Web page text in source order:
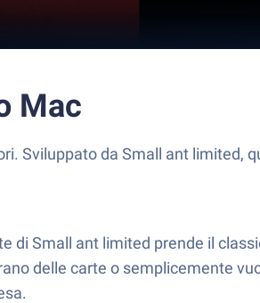
Mac
Sviluppato da Small ant limited,
di Small ant limited prende il
delle carte o semplicemente